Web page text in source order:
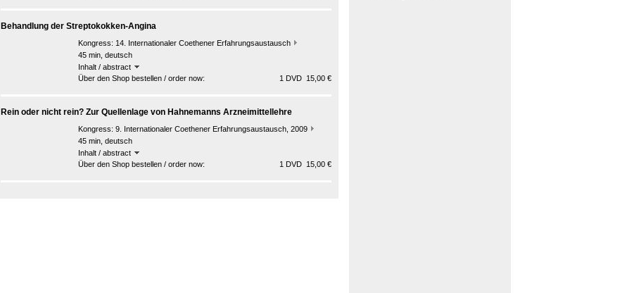
Behandlung der Streptokokken-Angina
Kongress: 14. Internationaler Coethener Erfahrungsaustausch
45 min, deutsch
Inhalt / abstract
Über den Shop bestellen / order now:
1 DVD 15,00 €
Rein oder nicht rein? Zur Quellenlage von Hahnemanns Arzneimittellehre
Kongress: 9. Internationaler Coethener Erfahrungsaustausch, 2009
45 min, deutsch
Inhalt / abstract
Über den Shop bestellen / order now:
1 DVD 15,00 €